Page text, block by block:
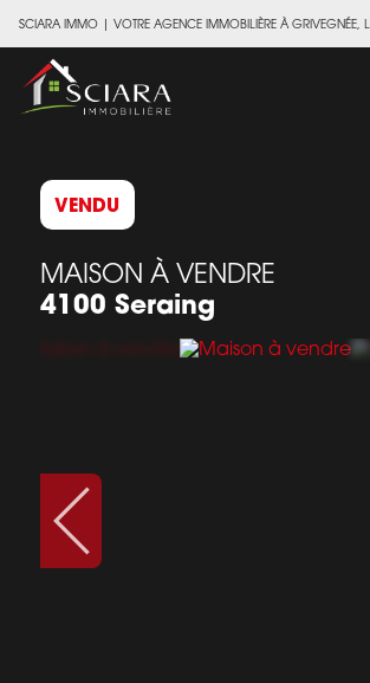
SCIARA IMMO | VOTRE AGENCE IMMOBILIÈRE À GRIVEGNÉE,
VENDU
MAISON À VENDRE
4100 Seraing